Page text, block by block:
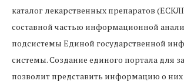
каталог лекарственных препаратов
составной частью информационной
подсистемы Единой государственной
системы. Создание единого портала для
позволит представить информацию о них